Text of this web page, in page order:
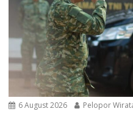
6 August 2026 Pelopor